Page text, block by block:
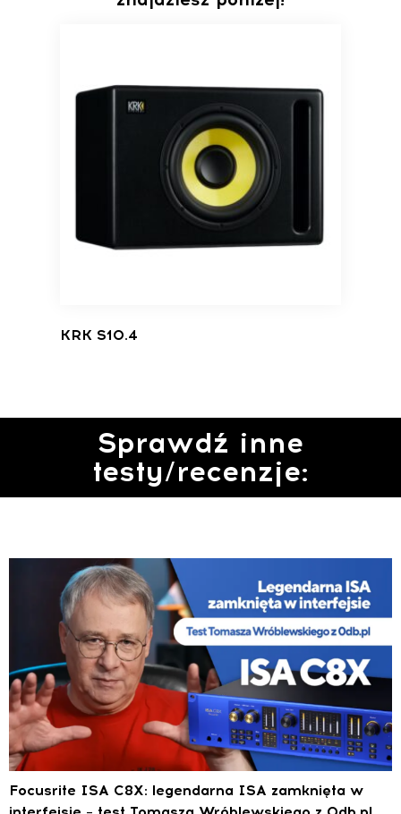
KRK S10.4
Sprawdź inne
testy/recenzje:
Focusrite ISA C8X: legendarna ISA zamknięta w